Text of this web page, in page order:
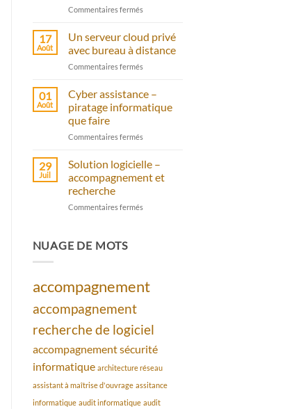
Commentaires ferméssur
Anti-
Spam
protection
avec
17
Août
Un serveur cloud privé
avec bureau à distance
Commentaires ferméssur
cloud
privé
bureau
distance
01
Août
Cyber assistance –
piratage informatique
que faire
Commentaires ferméssur
assistance
–
piratage
que
29
Juil
Solution logicielle –
accompagnement et
recherche
Commentaires ferméssur
NUAGE DE MOTS
accompagnement
accompagnement
recherche de logiciel
accompagnement sécurité
informatique architecture réseau
assistant à maîtrise d'ouvrage assitance
informatique audit informatique audit